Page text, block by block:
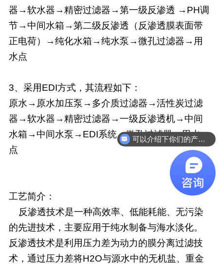
器→软水器→精密过滤器→第一级反渗透 →PH调
节→中间水箱→第二级反渗透（反渗透膜表面带
正电荷）→纯化水箱→纯水泵→微孔过滤器→用
水点
3、采用EDI方式，其流程如下：
原水→原水加压泵→多介质过滤器→活性炭过滤
器→软水器→精密过滤器→一级反渗透机→中间
水箱→中间水泵→EDI系统→微孔过滤器→用水
点
工艺简介：
反渗透技术是一种高效率、低能耗能、无污染
的先进技术，主要应用于纯水制备与海水淡化。
反渗透技术是利用压力差为动力的膜分离过滤技
术，通过压力差将H2O与源水中的无机盐、重金
可以介绍下你们的产品么